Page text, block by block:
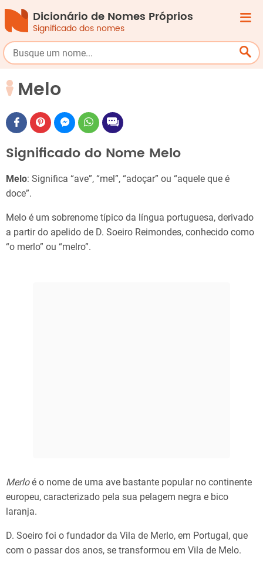
Dicionário de Nomes Próprios
Significado dos nomes
Melo
Significado do Nome Melo
Melo: Significa “ave”, “mel”, “adoçar” ou “aquele que é
doce”.
Melo é um sobrenome típico da língua portuguesa, derivado
a partir do apelido de D. Soeiro Reimondes, conhecido como
“o merlo” ou “melro”.
Merloé o nome de uma ave bastante popular no continente
europeu, caracterizado pela sua pelagem negra e bico
laranja.
D. Soeiro foi o fundador da Vila de Merlo, em Portugal, que
com o passar dos anos, se transformou em Vila de Melo.